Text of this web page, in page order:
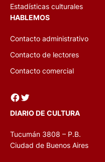
Estadísticas culturales
HABLEMOS
Contacto administrativo
Contacto de lectores
Contacto comercial
Facebook Twitter
DIARIO DE CULTURA
Tucumán 3808 – P.B.
Ciudad de Buenos Aires